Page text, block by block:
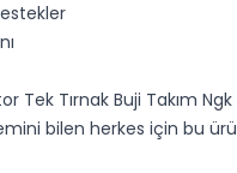
Tek Tırnak Buji
bilen herkes için bu